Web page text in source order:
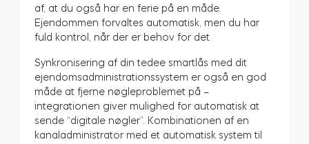
af, at du også har en ferie på en måde.
Ejendommen forvaltes automatisk, men du har
fuld kontrol, når der er behov for det.
Synkronisering af din tedee smartlås med dit
ejendomsadministrationssystem er også en god
måde at fjerne nøgleproblemet på –
integrationen giver mulighed for automatisk at
sende “digitale nøgler”. Kombinationen af en
kanaladministrator med et automatisk system til